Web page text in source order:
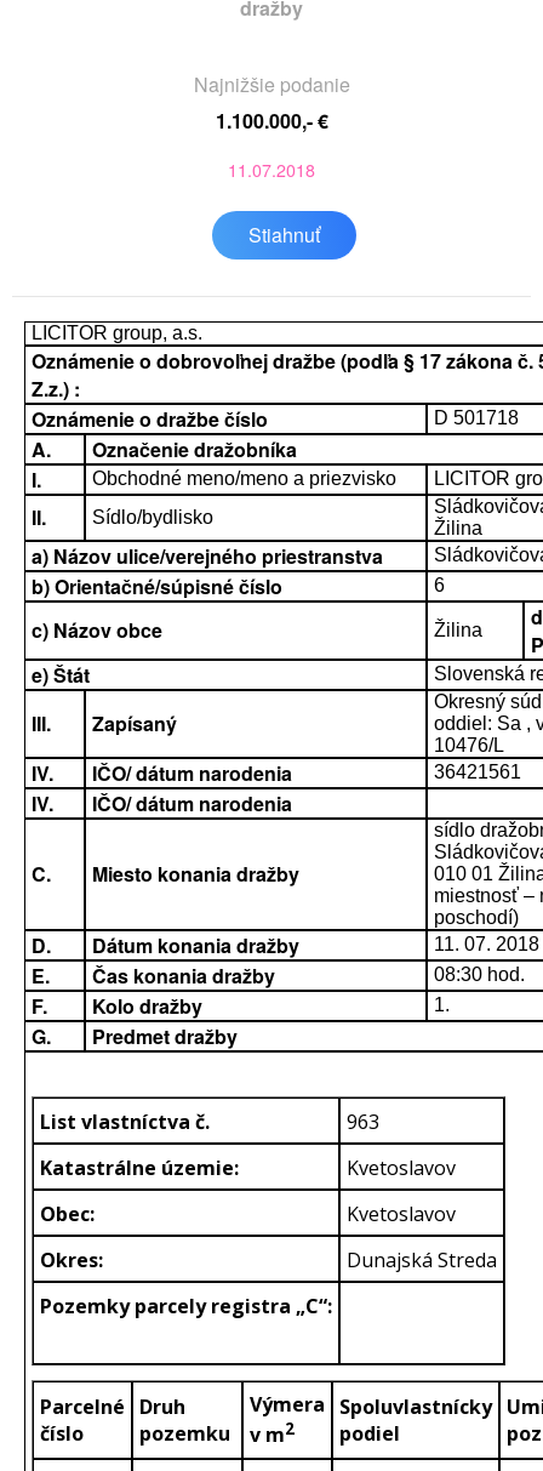
dražby
Najnižšie podanie
1.100.000,- €
11.07.2018
Stiahnuť
LICITOR group, a.s.
Oznámenie o dobrovoľnej dražbe (podľa § 17 zákona č.
Z.z.) :
Oznámenie o dražbe číslo
D 501718
A.
Označenie dražobníka
I.
Obchodné meno/meno a priezvisko LICITOR
II. Sídlo/bydlisko
Žilina
a) Názov ulice/verejného priestranstva
b) Orientačné/súpisné číslo 6
c) Názov obce Žilina
e) Štát
Slovenská
III. Zapísaný
Okresný
oddiel: Sa ,
10476/L
IV. IČO/ dátum narodenia 36421561
IV. IČO/ dátum narodenia
C. Miesto konania dražby
sídlo
010 01
miestnosť –
poschodí)
D. Dátum konania dražby 11. 07. 2018
E. Čas konania dražby 08:30 hod.
F. Kolo dražby 1.
G. Predmet dražby
List vlastníctva č.
963
Katastrálne územie:
Kvetoslavov
Obec:
Kvetoslavov
Okres:
Dunajská Streda
Pozemky parcely registra „C“:
Parcelné
číslo
Druh
pozemku
Výmera
v m2
Spoluvlastnícky
podiel